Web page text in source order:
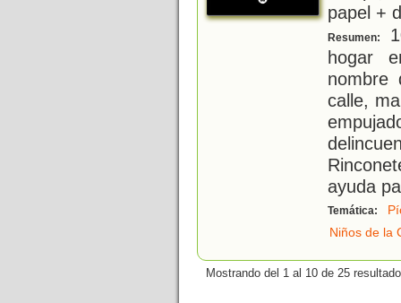
papel +
Resumen:
hogar
nombre
calle,
ayuda
Temática:
Niños de la
Mostrando del 1 al 10 de 25